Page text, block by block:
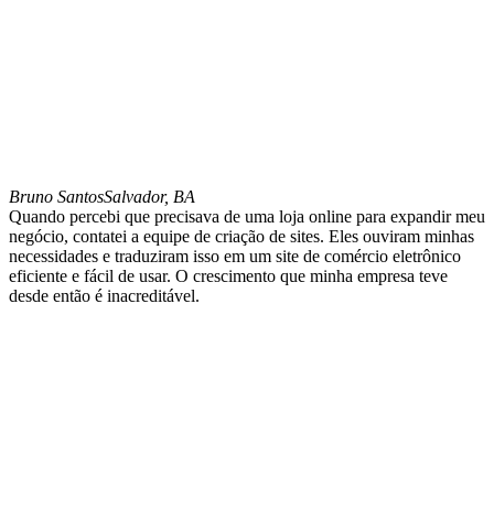
Bruno SantosSalvador, BA
Quando percebi que precisava de uma loja online para expandir meu
negócio, contatei a equipe de criação de sites. Eles ouviram minhas
necessidades e traduziram isso em um site de comércio eletrônico
eficiente e fácil de usar. O crescimento que minha empresa teve
desde então é inacreditável.